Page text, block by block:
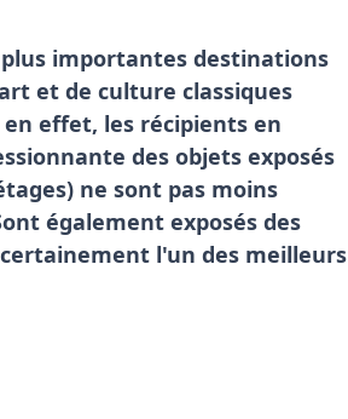
importantes destinations
et de culture classiques
effet, les récipients en
des objets exposés
ne sont pas moins
également exposés des
l'un des meilleurs